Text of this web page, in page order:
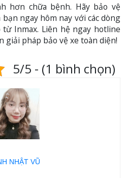
hơn chữa bệnh. Hãy bảo vệ
ngay hôm nay với các dòng
từ Inmax. Liên hệ ngay hotline
giải pháp bảo vệ xe toàn diện!
5/5 - (1 bình chọn)
NHẬT VŨ